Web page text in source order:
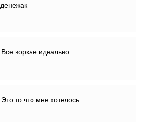
денежак
Все воркае идеально
Это то что мне хотелось